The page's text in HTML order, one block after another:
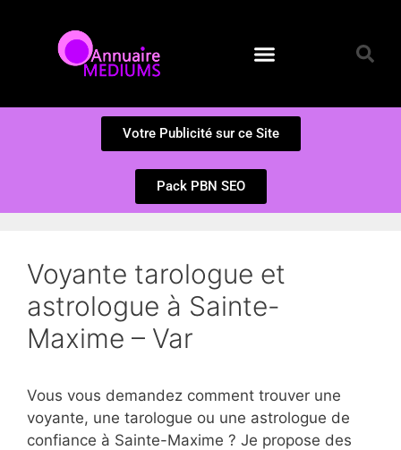
Votre Publicité sur ce Site
Pack PBN SEO
Voyante tarologue et
astrologue à Sainte-
Maxime – Var
Vous vous demandez comment trouver une
voyante, une tarologue ou une astrologue de
confiance à Sainte-Maxime ? Je propose des